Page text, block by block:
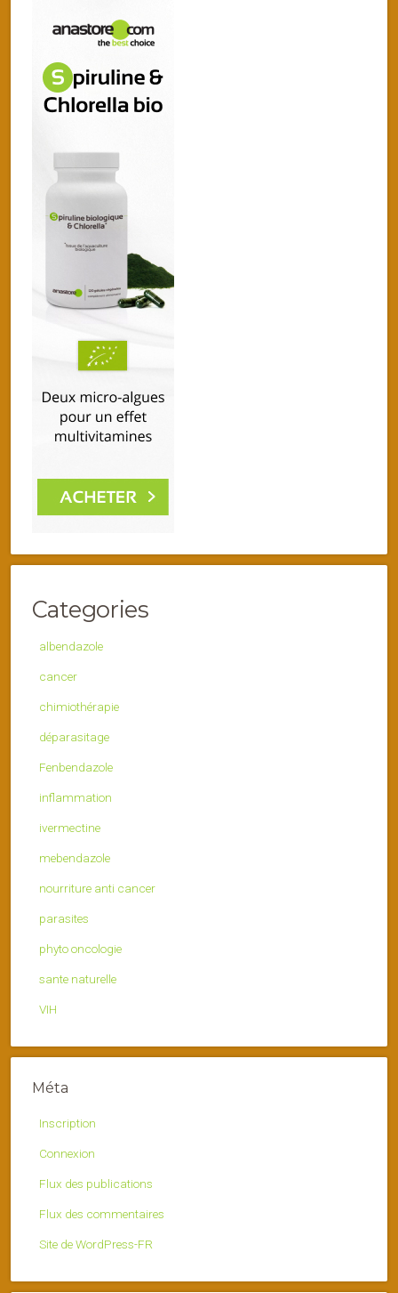
Categories
albendazole
cancer
chimiothérapie
déparasitage
Fenbendazole
inflammation
ivermectine
mebendazole
nourriture anti cancer
parasites
phyto oncologie
sante naturelle
VIH
Méta
Inscription
Connexion
Flux des publications
Flux des commentaires
Site de WordPress-FR